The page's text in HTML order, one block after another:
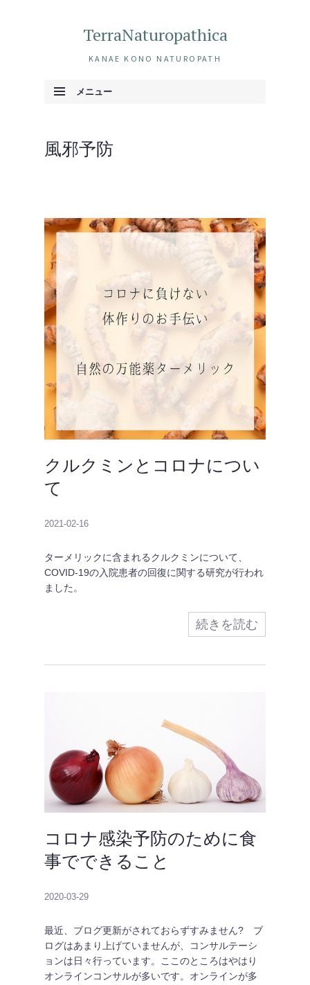
TerraNaturopathica
KANAE KONO NATUROPATH
メニュー
風邪予防
クルクミンとコロナについ
て
2021-02-16
ターメリックに含まれるクルクミンについて、
COVID-19の入院患者の回復に関する研究が行われ
ました。
続きを読む
コロナ感染予防のために食
事でできること
2020-03-29
最近、ブログ更新がされておらずすみません? ブ
ログはあまり上げていませんが、コンサルテーシ
ョンは日々行っています。ここのところはやはり
オンラインコンサルが多いです。オンラインが多